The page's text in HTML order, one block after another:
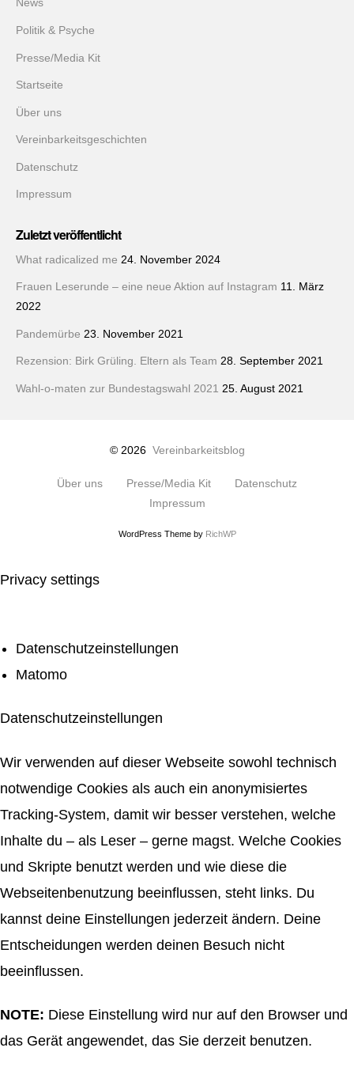
News
Politik & Psyche
Presse/Media Kit
Startseite
Über uns
Vereinbarkeitsgeschichten
Datenschutz
Impressum
Zuletzt veröffentlicht
What radicalized me 24. November 2024
Frauen Leserunde – eine neue Aktion auf Instagram 11. März
2022
Pandemürbe 23. November 2021
Rezension: Birk Grüling. Eltern als Team 28. September 2021
Wahl-o-maten zur Bundestagswahl 2021 25. August 2021
© 2026 Vereinbarkeitsblog
Über uns Presse/Media Kit
Datenschutz
Impressum
WordPress Theme by RichWP
Privacy settings
Datenschutzeinstellungen
Matomo
Datenschutzeinstellungen
Wir verwenden auf dieser Webseite sowohl technisch
notwendige Cookies als auch ein anonymisiertes
Tracking-System, damit wir besser verstehen, welche
Inhalte du – als Leser – gerne magst. Welche Cookies
und Skripte benutzt werden und wie diese die
Webseitenbenutzung beeinflussen, steht links. Du
kannst deine Einstellungen jederzeit ändern. Deine
Entscheidungen werden deinen Besuch nicht
beeinflussen.
NOTE: Diese Einstellung wird nur auf den Browser und
das Gerät angewendet, das Sie derzeit benutzen.